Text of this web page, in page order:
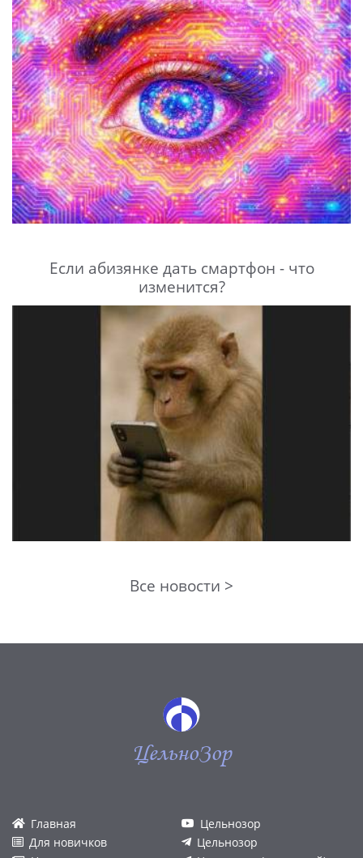
Если абизянке дать смартфон - что
изменится?
Все новости >
ЦельноЗор
Главная
Для новичков
Цельнозор
Цельнозор